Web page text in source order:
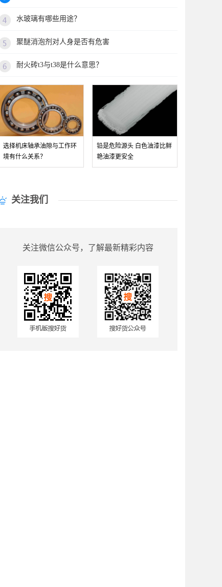
水玻璃有哪些用途？
聚醚消泡剂对人身是否有危害
耐火砖t3与t38是什么意思？
选择机床轴承油隙与工作环
境有什么关系？
铅是危险源头 白色油漆比鲜
艳油漆更安全
关注我们
关注微信公众号，了解最新精彩内容